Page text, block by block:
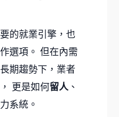
的就業引擎，也
選項。 但在內需
期趨勢下，業者
更是如何留人 、
系統。